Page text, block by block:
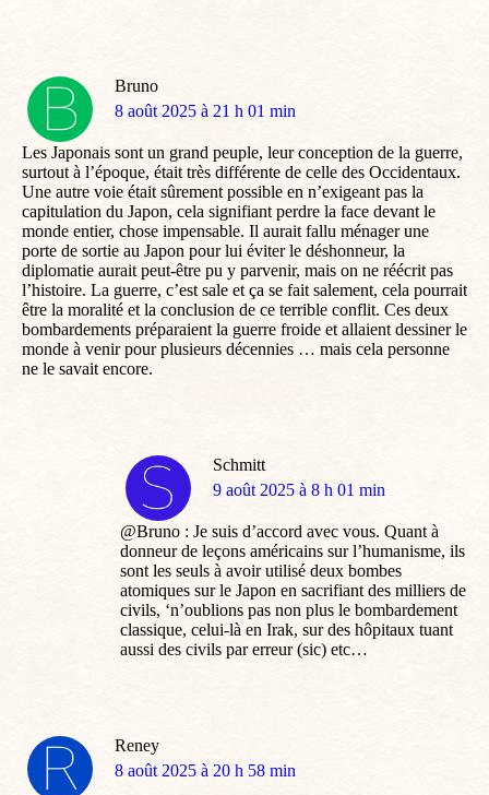
Bruno
dit
8 août 2025 à 21 h 01 min
Les Japonais sont un grand peuple, leur conception de la guerre,
surtout à l’époque, était très différente de celle des Occidentaux.
Une autre voie était sûrement possible en n’exigeant pas la
capitulation du Japon, cela signifiant perdre la face devant le
monde entier, chose impensable. Il aurait fallu ménager une
porte de sortie au Japon pour lui éviter le déshonneur, la
diplomatie aurait peut-être pu y parvenir, mais on ne réécrit pas
l’histoire. La guerre, c’est sale et ça se fait salement, cela pourrait
être la moralité et la conclusion de ce terrible conflit. Ces deux
bombardements préparaient la guerre froide et allaient dessiner le
monde à venir pour plusieurs décennies … mais cela personne
ne le savait encore.
Schmitt
dit
9 août 2025 à 8 h 01 min
@Bruno : Je suis d’accord avec vous. Quant à
donneur de leçons américains sur l’humanisme, ils
sont les seuls à avoir utilisé deux bombes
atomiques sur le Japon en sacrifiant des milliers de
civils, ‘n’oublions pas non plus le bombardement
classique, celui-là en Irak, sur des hôpitaux tuant
aussi des civils par erreur (sic) etc…
Reney
dit
8 août 2025 à 20 h 58 min